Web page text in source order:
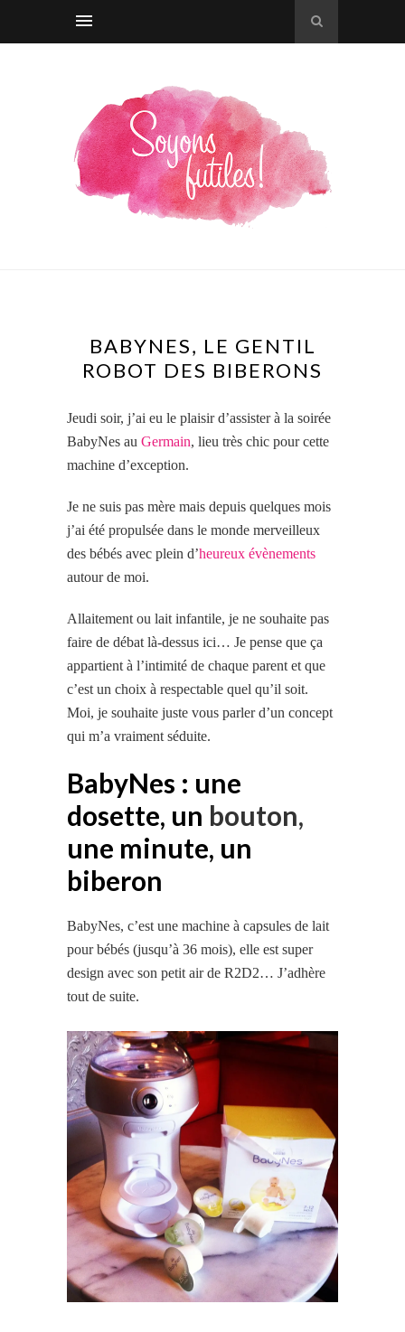
BABYNES, LE GENTIL
ROBOT DES BIBERONS
Jeudi soir, j’ai eu le plaisir d’assister à la soirée
BabyNes au Germain, lieu très chic pour cette
machine d’exception.
Je ne suis pas mère mais depuis quelques mois
j’ai été propulsée dans le monde merveilleux
des bébés avec plein d’heureux évènements
autour de moi.
Allaitement ou lait infantile, je ne souhaite pas
faire de débat là-dessus ici… Je pense que ça
appartient à l’intimité de chaque parent et que
c’est un choix à respectable quel qu’il soit.
Moi, je souhaite juste vous parler d’un concept
qui m’a vraiment séduite.
BabyNes : une
dosette, un bouton,
une minute, un
biberon
BabyNes, c’est une machine à capsules de lait
pour bébés (jusqu’à 36 mois), elle est super
design avec son petit air de R2D2… J’adhère
tout de suite.